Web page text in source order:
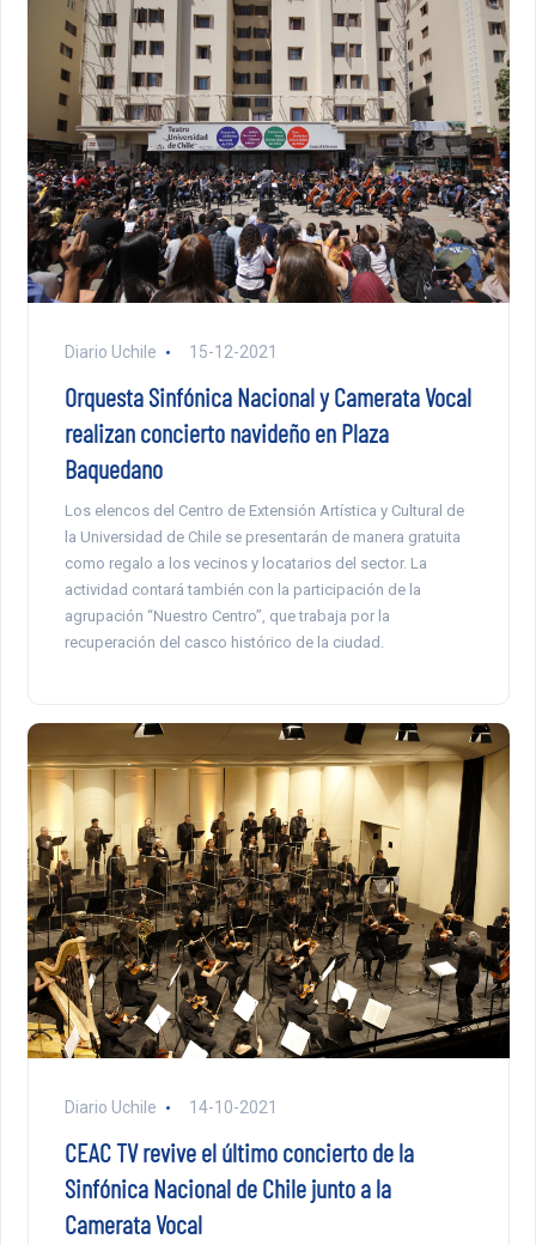
Diario Uchile 15-12-2021
Orquesta Sinfónica Nacional y Camerata Vocal
realizan concierto navideño en Plaza
Baquedano
Los elencos del Centro de Extensión Artística y Cultural de
la Universidad de Chile se presentarán de manera gratuita
como regalo a los vecinos y locatarios del sector. La
actividad contará también con la participación de la
agrupación “Nuestro Centro”, que trabaja por la
recuperación del casco histórico de la ciudad.
Diario Uchile 14-10-2021
CEAC TV revive el último concierto de la
Sinfónica Nacional de Chile junto a la
Camerata Vocal